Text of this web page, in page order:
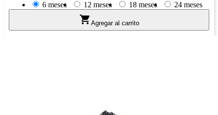
6 meses
12 meses 18 meses 24 meses
 Agregar al carrito